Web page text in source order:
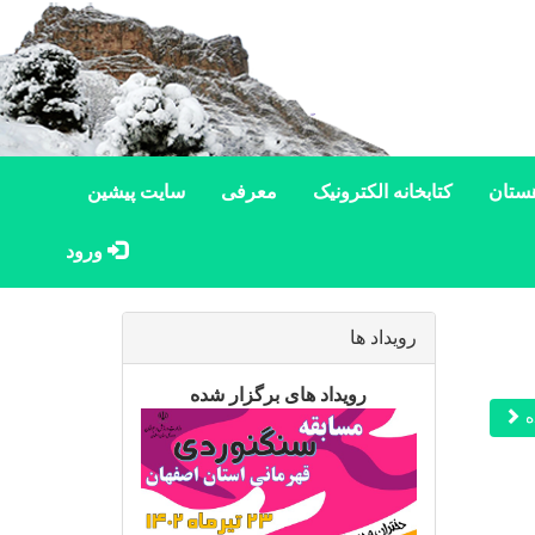
کتابخانه الکترونیک معرفی سایت پیشین
ورود
رویداد ها
رویداد های برگزار شده